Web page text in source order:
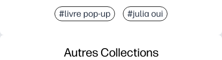
#livre pop-up #julia oui
Autres Collections